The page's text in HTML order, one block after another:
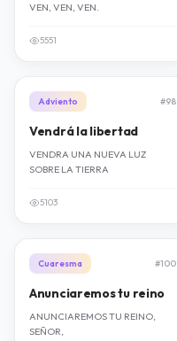
VEN, VEN, VEN.
5551
Adviento #98
Vendrá la libertad
VENDRA UNA NUEVA LUZ
SOBRE LA TIERRA
5103
Cuaresma #100
Anunciaremos tu reino
ANUNCIAREMOS TU REINO,
SEÑOR,